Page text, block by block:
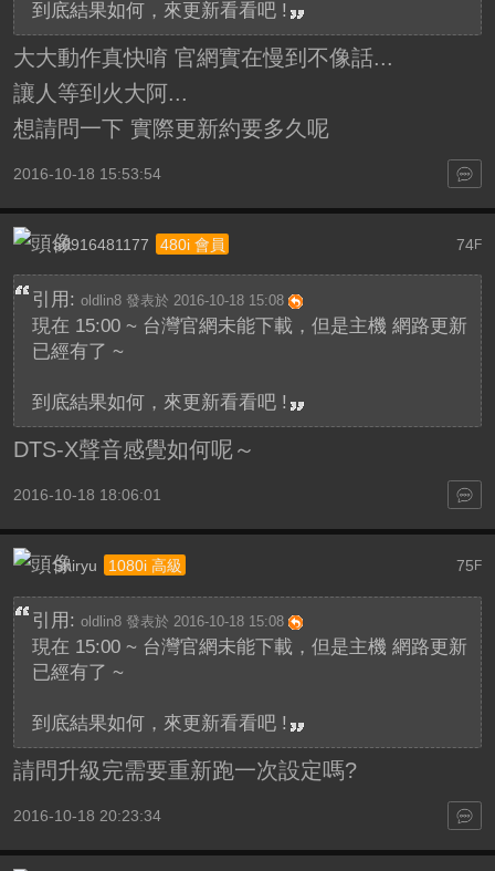
到底結果如何，來更新看看吧 !
大大動作真快唷 官網實在慢到不像話...
讓人等到火大阿...
想請問一下 實際更新約要多久呢
2016-10-18 15:53:54
74F
a0916481177 480i 會員
引用: oldlin8 發表於 2016-10-18 15:08
現在 15:00 ~ 台灣官網未能下載，但是主機 網路更新
已經有了 ~
到底結果如何，來更新看看吧 !
DTS-X聲音感覺如何呢～
2016-10-18 18:06:01
75F
Shiryu 1080i 高級
引用: oldlin8 發表於 2016-10-18 15:08
現在 15:00 ~ 台灣官網未能下載，但是主機 網路更新
已經有了 ~
到底結果如何，來更新看看吧 !
請問升級完需要重新跑一次設定嗎?
2016-10-18 20:23:34